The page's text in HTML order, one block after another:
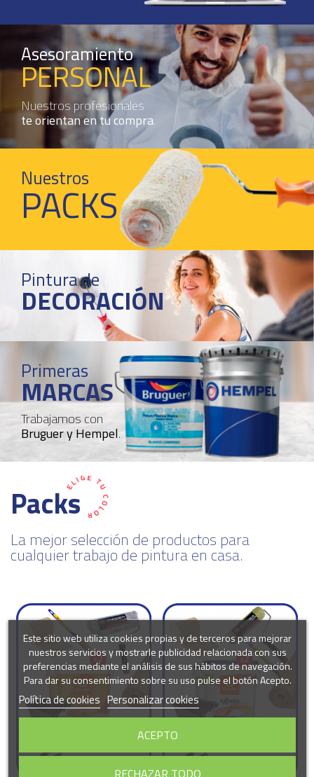
Asesoramiento
PERSONAL
Nuestros profesionales
te orientan en tu compra.
Nuestros
PACKS
Pintura de
DECORACIÓN
Primeras
MARCAS
Trabajamos con
Bruguer y Hempel.
Packs
La mejor selección de productos para
cualquier trabajo de pintura en casa.
Este sitio web utiliza cookies propias y de terceros para mejorar
nuestros servicios y mostrarle publicidad relacionada con sus
preferencias mediante el análisis de sus hábitos de navegación.
Para dar su consentimiento sobre su uso pulse el botón Acepto.
Política de cookies Personalizar cookies
RECHAZAR TODO
ACEPTO